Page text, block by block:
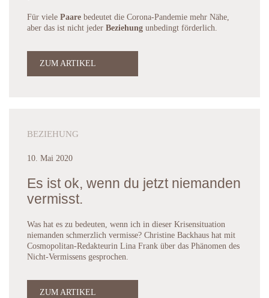
Für viele Paare bedeutet die Corona-Pandemie mehr Nähe,
aber das ist nicht jeder Beziehung unbedingt förderlich.
ZUM ARTIKEL
BEZIEHUNG
10. Mai 2020
Es ist ok, wenn du jetzt niemanden
vermisst.
Was hat es zu bedeuten, wenn ich in dieser Krisensituation
niemanden schmerzlich vermisse? Christine Backhaus hat mit
Cosmopolitan-Redakteurin Lina Frank über das Phänomen des
Nicht-Vermissens gesprochen.
ZUM ARTIKEL